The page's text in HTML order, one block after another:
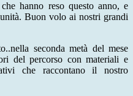
hanno reso questo anno, e
Buon volo ai nostri grandi
seconda metà del mese
del percorso con materiali e
che raccontano il nostro